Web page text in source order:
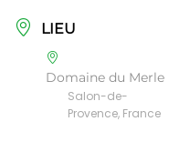
LIEU
Domaine du Merle
Salon-de-
Provence, France